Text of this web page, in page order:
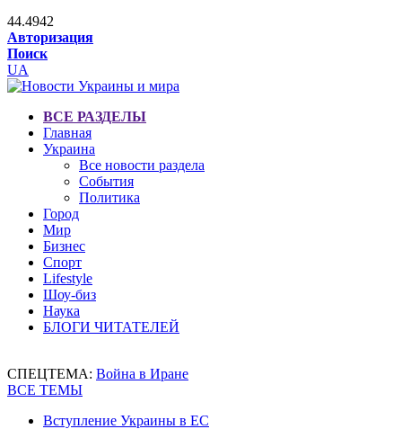
44.4942
Авторизация
Поиск
UA
ВСЕ РАЗДЕЛЫ
Главная
Украина
Все новости раздела
События
Политика
Город
Мир
Бизнес
Спорт
Lifestyle
Шоу-биз
Наука
БЛОГИ ЧИТАТЕЛЕЙ
СПЕЦТЕМА: Война в Иране
ВСЕ ТЕМЫ
Вступление Украины в ЕС